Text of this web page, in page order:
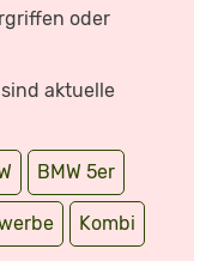
oder
aktuelle
BMW 5er
Kombi